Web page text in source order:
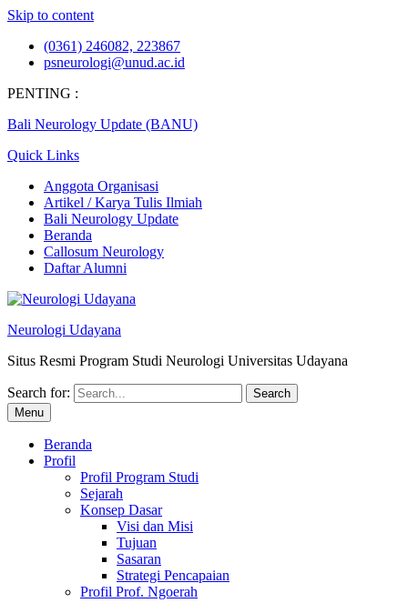
Skip to content
(0361) 246082, 223867
psneurologi@unud.ac.id
PENTING :
Bali Neurology Update (BANU)
Quick Links
Anggota Organisasi
Artikel / Karya Tulis Ilmiah
Bali Neurology Update
Beranda
Callosum Neurology
Daftar Alumni
Neurologi Udayana
Situs Resmi Program Studi Neurologi Universitas Udayana
Search for:
Menu
Beranda
Profil
Profil Program Studi
Sejarah
Konsep Dasar
Visi dan Misi
Tujuan
Sasaran
Strategi Pencapaian
Profil Prof. Ngoerah